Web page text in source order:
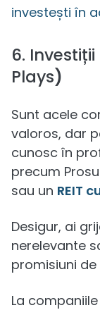
investești în
6.
Plays)
Sunt acele
valoros, dar
cunosc în
precum
sau un REIT
Desigur, ai
nerelevante
promisiuni
La